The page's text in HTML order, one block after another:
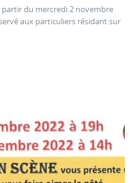
partir du mercredi 2 novembre
aux particuliers résidant sur